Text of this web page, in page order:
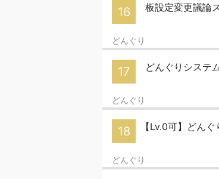
16 板設定変更議論
どんぐり
17 どんぐりシステ
どんぐり
18 【Lv.0可】どん
どんぐり